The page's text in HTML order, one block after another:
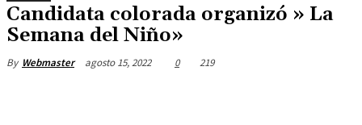
Candidata colorada organizó » La
Semana del Niño»
By Webmaster agosto 15, 2022 0 219